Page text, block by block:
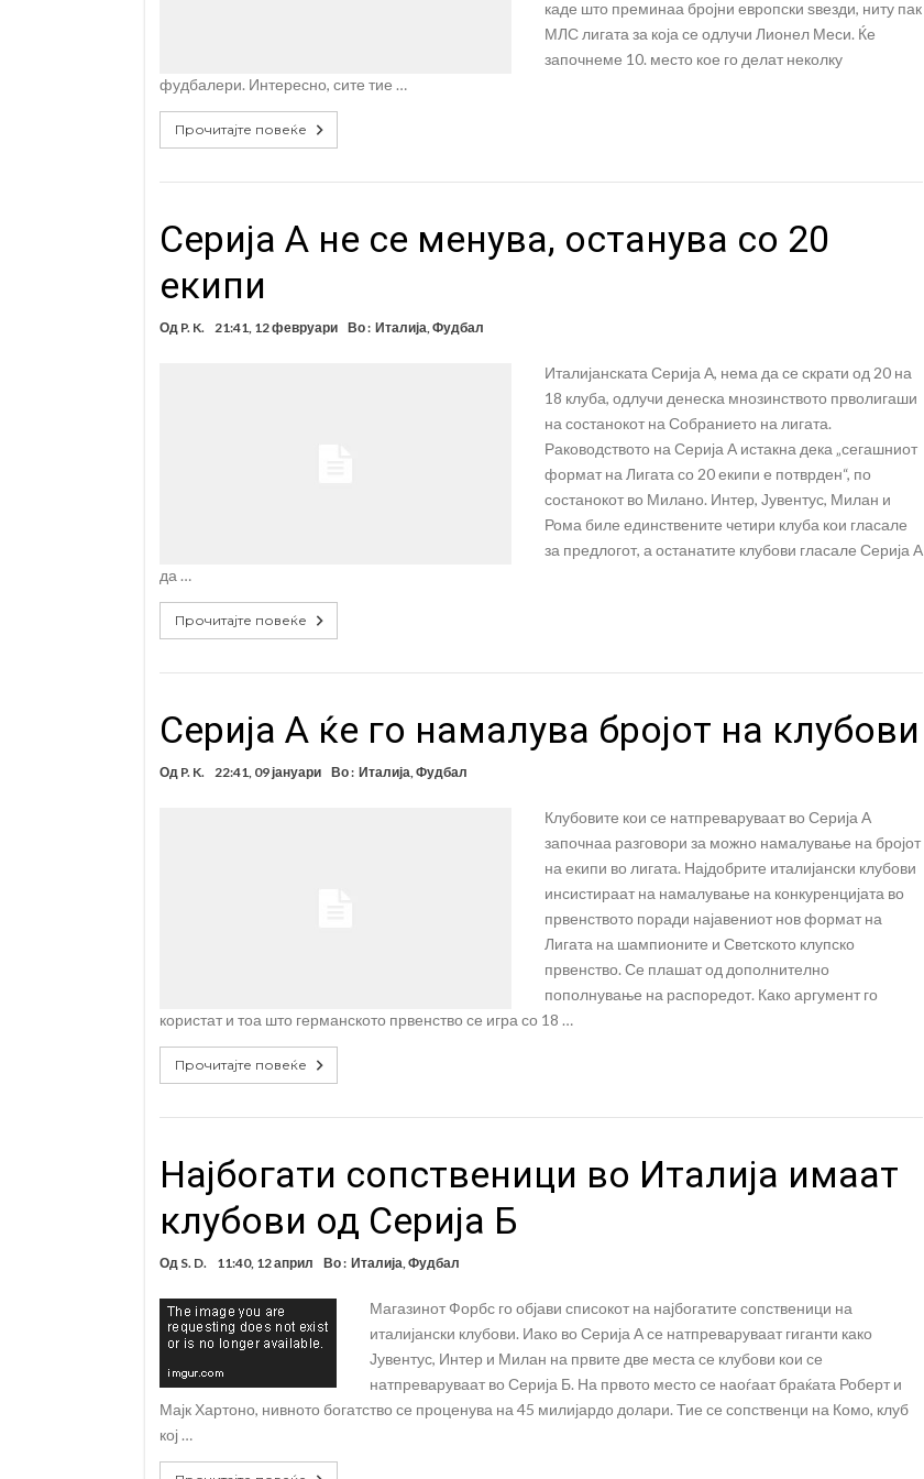
каде што преминаа бројни европски ѕвезди, ниту пак
МЛС лигата за која се одлучи Лионел Меси. Ќе
започнеме 10. место кое го делат неколку
фудбалери. Интересно, сите тие …
Прочитајте повеќе
Серија А не се менува, останува со 20
екипи
Од P. K. 21:41, 12 февруари Во : Италија Фудбал
Италијанската Серија А, нема да се скрати од 20 на
18 клуба, одлучи денеска мнозинството прволигаши
на состанокот на Собранието на лигата.
Раководството на Серија А истакна дека „сегашниот
формат на Лигата со 20 екипи е потврден“, по
состанокот во Милано. Интер, Јувентус, Милан и
Рома биле единствените четири клуба кои гласале
за предлогот, а останатите клубови гласале Серија А
да …
Прочитајте повеќе
Серија А ќе го намалува бројот на клубови
Од P. K. 22:41, 09 јануари Во : Италија Фудбал
Клубовите кои се натпреваруваат во Серија А
започнаа разговори за можно намалување на бројот
на екипи во лигата. Најдобрите италијански клубови
инсистираат на намалување на конкуренцијата во
првенството поради најавениот нов формат на
Лигата на шампионите и Светското клупско
првенство. Се плашат од дополнително
пополнување на распоредот. Како аргумент го
користат и тоа што германското првенство се игра со 18 …
Прочитајте повеќе
Најбогати сопственици во Италија имаат
клубови од Серија Б
Од S. D. 11:40, 12 април Во : Италија Фудбал
Магазинот Форбс го објави списокот на најбогатите сопственици на
италијански клубови. Иако во Серија А се натпреваруваат гиганти како
Јувентус, Интер и Милан на првите две места се клубови кои се
натпреваруваат во Серија Б. На првото место се наоѓаат браќата Роберт и
Мајк Хартоно, нивното богатство се проценува на 45 милијардо долари. Тие се сопственци на Комо, клуб
кој …